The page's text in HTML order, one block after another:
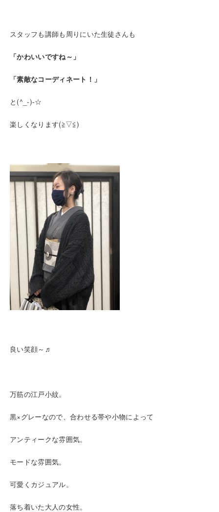
スタッフも講師も周りにいた生徒さんも
「かわいいですね～」
「素敵なコーディネート！」
と(^_-)-☆
楽しくなります(≧▽≦)
良い笑顔～♬
万筋の江戸小紋。
黒×グレーなので、合わせる帯や小物によって
アンティークな雰囲気。
モードな雰囲気。
可愛くカジュアル。
落ち着いた大人の女性。